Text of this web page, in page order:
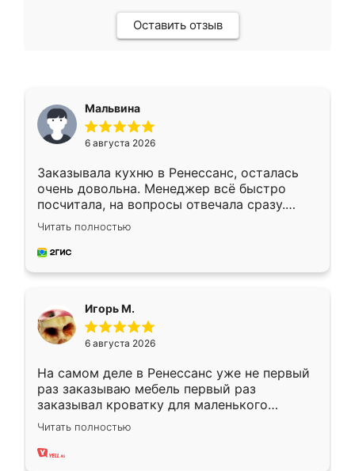
Оставить отзыв
Мальвина
6 августа 2026
Заказывала кухню в Ренессанс, осталась
очень довольна. Менеджер всё быстро
посчитала, на вопросы отвечала сразу.
Замерщик приехал в субботу, подошёл к
делу со всей ответственностью. Собрали
за день, ребята работали аккуратно, даже
Читать полностью
Игорь М.
6 августа 2026
На самом деле в Ренессанс уже не первый
раз заказываю мебель первый раз
заказывал кроватку для маленького
ребёнка при его рождении ,во второй раз
заказал шкаф-купе. По качеству очень
хорошее сборка достаточно быстрая,
Читать полностью